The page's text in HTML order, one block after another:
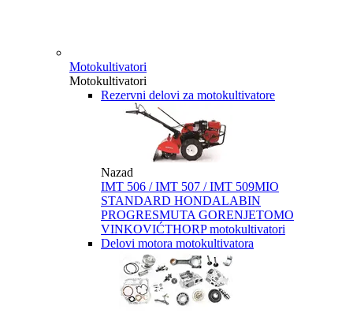
Motokultivatori
Motokultivatori
Rezervni delovi za motokultivatore
Nazad
IMT 506 / IMT 507 / IMT 509MIO
STANDARD HONDALABIN
PROGRESMUTA GORENJETOMO
VINKOVIĆTHORP motokultivatori
Delovi motora motokultivatora